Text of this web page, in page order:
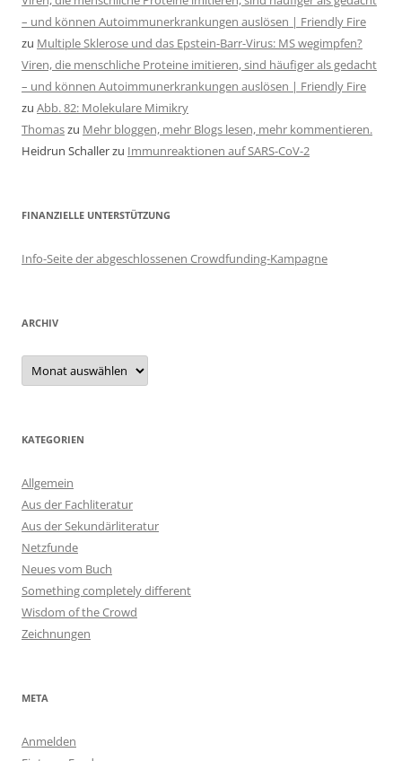
– und können Autoimmunerkrankungen auslösen | Friendly Fire
zu Multiple Sklerose und das Epstein-Barr-Virus: MS wegimpfen?
Viren, die menschliche Proteine imitieren, sind häufiger als gedacht
– und können Autoimmunerkrankungen auslösen | Friendly Fire
zu Abb. 82: Molekulare Mimikry
Thomaszu Mehr bloggen, mehr Blogs lesen, mehr kommentieren.
Heidrun Schallerzu Immunreaktionen auf SARS-CoV-2
FINANZIELLE UNTERSTÜTZUNG
Info-Seite der abgeschlossenen Crowdfunding-Kampagne
ARCHIV
Archiv
KATEGORIEN
Allgemein
Aus der Fachliteratur
Aus der Sekundärliteratur
Netzfunde
Neues vom Buch
Something completely different
Wisdom of the Crowd
Zeichnungen
META
Anmelden